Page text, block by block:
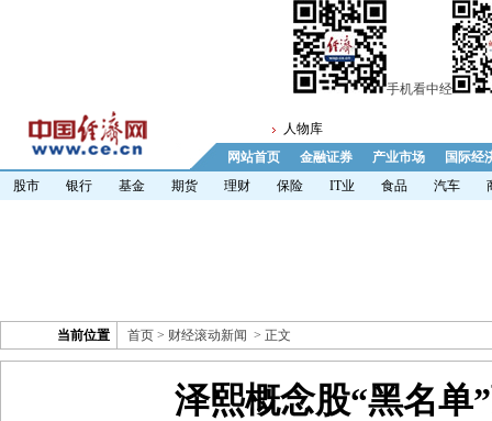
手机看中经
人物库
网站首页
金融证券 产业市场
国际经
股市
银行 基金 期货 理财 保险 IT业 食品 汽车
当前位置 首页 > 财经滚动新闻 > 正文
泽熙概念股“黑名单